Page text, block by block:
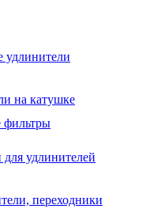
удлинители
на катушке
фильтры
удлинителей
переходники